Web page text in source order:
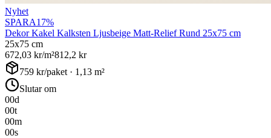
Nyhet
SPARA17%
Dekor Kakel Kalksten Ljusbeige Matt-Relief Rund 25x75 cm
25x75 cm
672,03 kr/m²812,2 kr
759 kr/paket · 1,13 m²
Slutar om
00d
00t
00m
00s